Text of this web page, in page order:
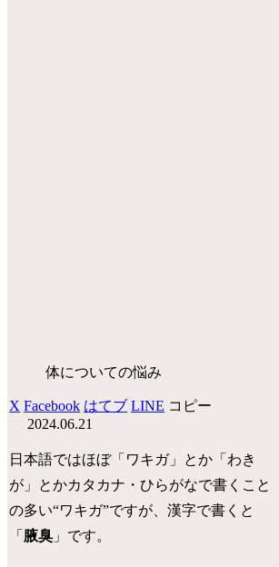
体についての悩み
X Facebook はてブ LINE コピー
2024.06.21
日本語ではほぼ「ワキガ」とか「わき
が」とかカタカナ・ひらがなで書くこと
の多い“ワキガ”ですが、漢字で書くと
「 腋臭 」です。